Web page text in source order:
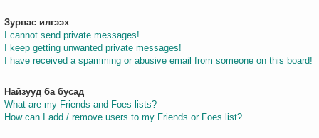
Зурвас илгээх
I cannot send private messages!
I keep getting unwanted private messages!
I have received a spamming or abusive email from someone on this board!
Найзууд ба бусад
What are my Friends and Foes lists?
How can I add / remove users to my Friends or Foes list?